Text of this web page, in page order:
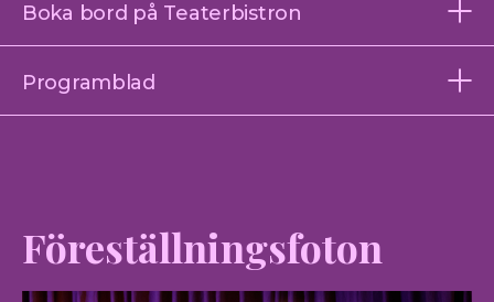
Boka bord på Teaterbistron
Programblad
Föreställningsfoton